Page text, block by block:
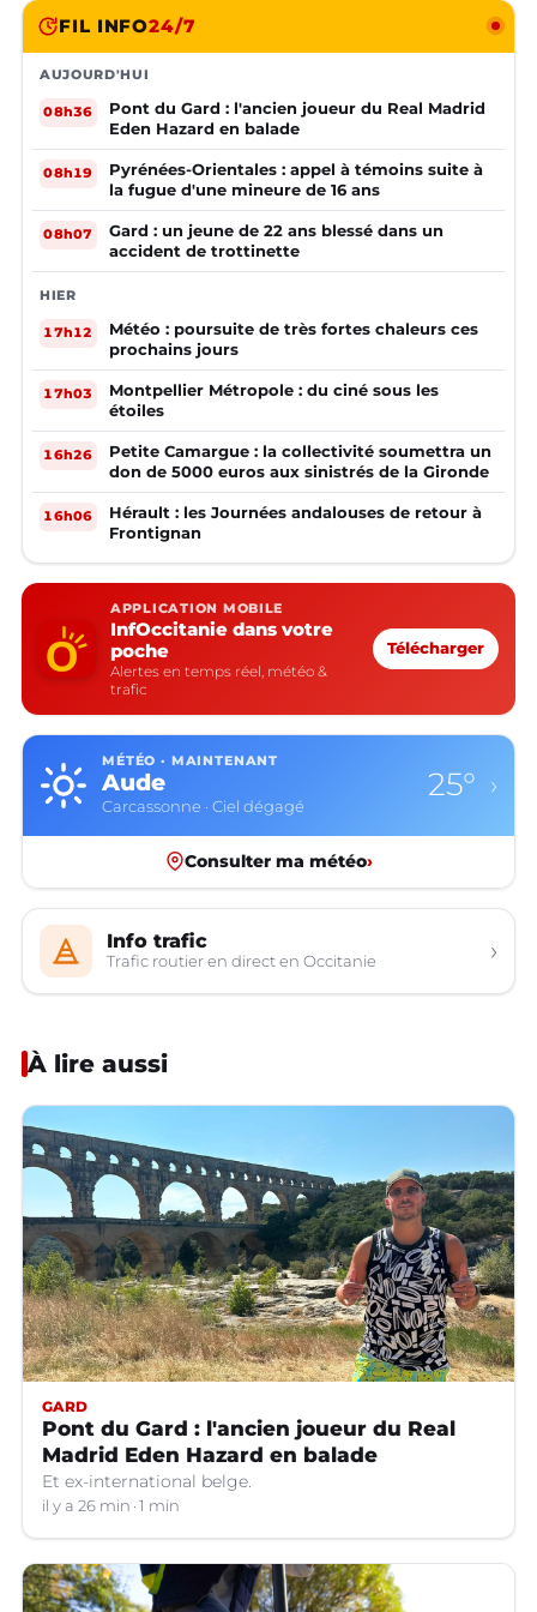
FIL INFO24/7
AUJOURD'HUI
08h36
Pont du Gard : l'ancien joueur du Real Madrid
Eden Hazard en balade
08h19
Pyrénées-Orientales : appel à témoins suite à
la fugue d'une mineure de 16 ans
08h07
Gard : un jeune de 22 ans blessé dans un
accident de trottinette
HIER
17h12
Météo : poursuite de très fortes chaleurs ces
prochains jours
17h03
Montpellier Métropole : du ciné sous les
étoiles
16h26
Petite Camargue : la collectivité soumettra un
don de 5000 euros aux sinistrés de la Gironde
16h06
Hérault : les Journées andalouses de retour à
Frontignan
APPLICATION MOBILE
InfOccitanie dans votre
poche
Alertes en temps réel, météo &
trafic
Télécharger
MÉTÉO · MAINTENANT
Aveyron
Rodez · Ciel dégagé
19° ›
Consulter ma météo›
Info trafic
Trafic routier en direct en Occitanie ›
À lire aussi
GARD
Pont du Gard : l'ancien joueur du Real
Madrid Eden Hazard en balade
Et ex-international belge.
il y a 26 min 1 min